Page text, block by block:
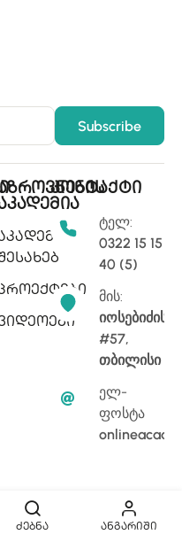
კონტაქტი
ტელ:
0322 15 15
40 (5)
მის:
იოსებიძის
#57,
თბილისი
ელ-
ფოსტა
ძებნა ანგარიში